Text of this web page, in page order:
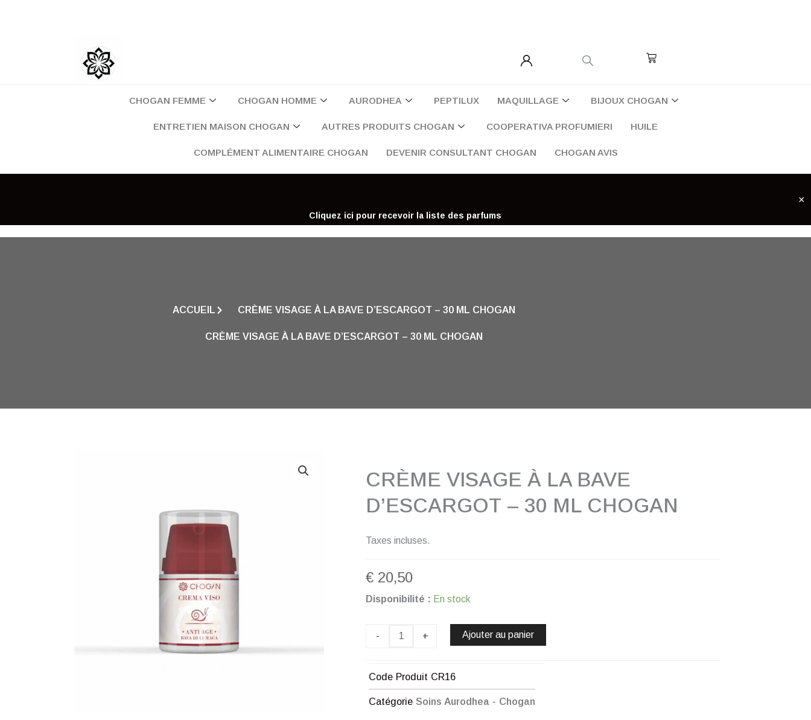
Cart
CHOGAN FEMME CHOGAN HOMME AURODHEA PEPTILUX MAQUILLAGE BIJOUX CHOGAN
ENTRETIEN MAISON CHOGAN AUTRES PRODUITS CHOGAN COOPERATIVA PROFUMIERI HUILE
COMPLÉMENT ALIMENTAIRE CHOGAN DEVENIR CONSULTANT CHOGAN CHOGAN AVIS
Cliquez ici pour recevoir la liste des parfums
×
ACCUEIL CRÈME VISAGE À LA BAVE D’ESCARGOT – 30 ML CHOGAN
CRÈME VISAGE À LA BAVE D’ESCARGOT – 30 ML CHOGAN
CRÈME VISAGE À LA BAVE
D’ESCARGOT – 30 ML CHOGAN
Taxes incluses.
€ 20,50
Disponibilité : En stock
-
quantité
D’ESCARGOT
30
+ Ajouter au panier
Code Produit CR16
Catégorie Soins Aurodhea - Chogan